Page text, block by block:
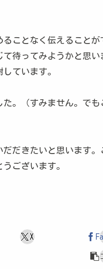
ことなく伝えること
待ってみようかと思
ています。
。（すみません。で
だきたいと思います
ございます。
X